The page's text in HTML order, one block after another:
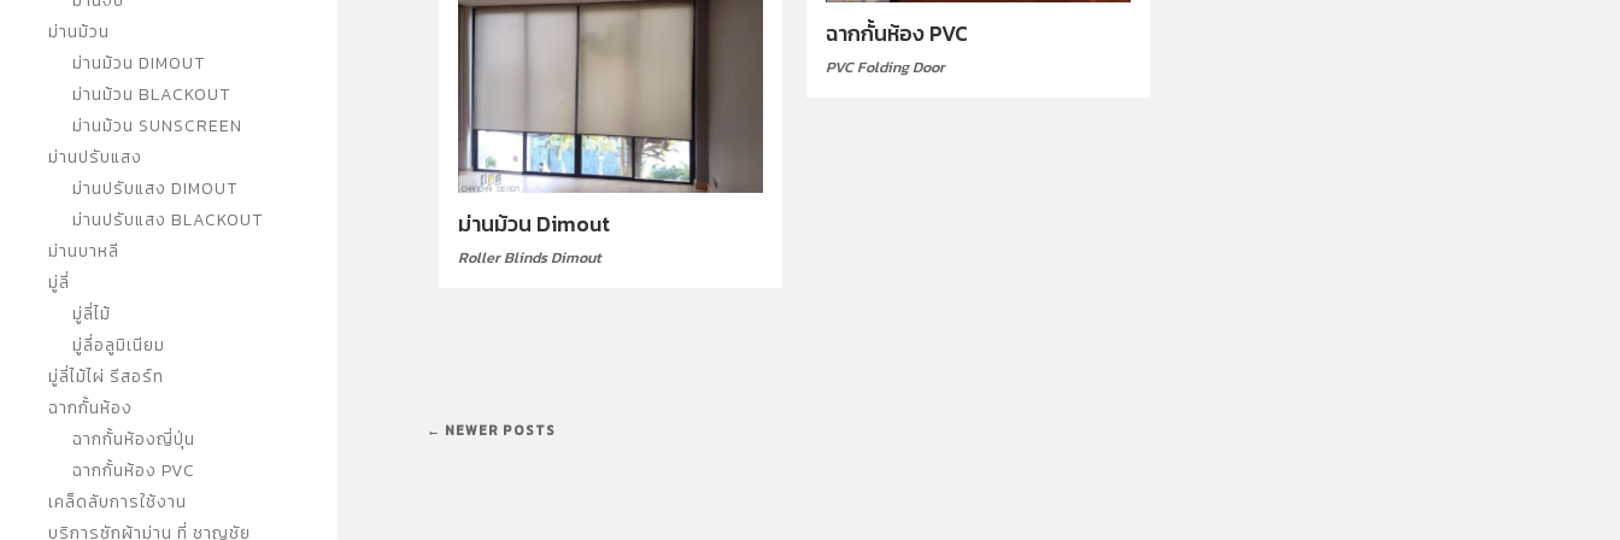
ม่านม้วน
ม่านม้วน DIMOUT
ม่านม้วน BLACKOUT
ม่านม้วน SUNSCREEN
ม่านปรับแสง
ม่านปรับแสง DIMOUT
ม่านปรับแสง BLACKOUT
ม่านบาหลี
มู่ลี่
มู่ลี่ไม้
มู่ลี่อลูมิเนียม
มู่ลี่ไม้ไผ่ รีสอร์ท
ฉากกั้นห้อง
ฉากกั้นห้องญี่ปุ่น
ฉากกั้นห้อง PVC
เคล็ดลับการใช้งาน
บริการซักผ้าม่าน ที่ ชาญชัย
ฉากกั้นห้อง PVC
PVC Folding Door
ม่านม้วน Dimout
Roller Blinds Dimout
← NEWER POSTS